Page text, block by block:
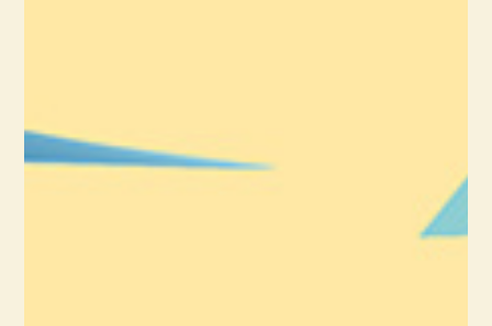
【文化財と観光：第5回】⑥コロナ禍と青春
18きっぷに関する一考察